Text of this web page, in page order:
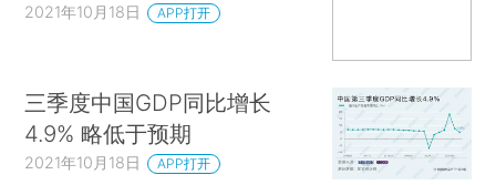
2021年10月18日 APP打开
三季度中国GDP同比增长
4.9% 略低于预期
2021年10月18日 APP打开